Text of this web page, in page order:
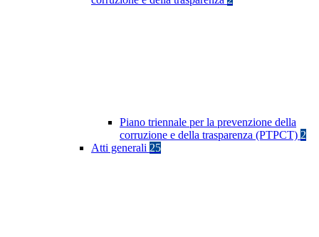
Piano triennale per la prevenzione della
corruzione e della trasparenza (PTPCT) 2
Atti generali 25